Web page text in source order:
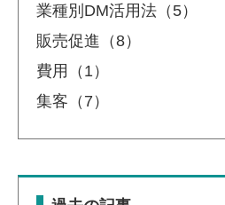
業種別DM活用法（5）
販売促進（8）
費用（1）
集客（7）